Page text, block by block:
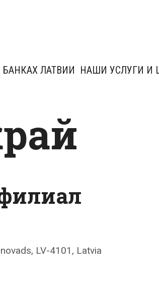
ЛАТВИИ НАШИ УСЛУГИ И
LV-4101, Latvia